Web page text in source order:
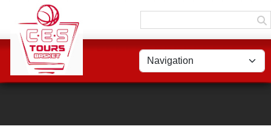
Panneau de gestion des cookies